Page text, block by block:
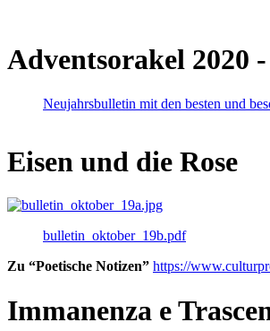
Adventsorakel 2020
Neujahrsbulletin mit den besten und
Eisen und die Rose
bulletin_oktober_19b.pdf
Zu “Poetische Notizen” https://
Immanenza e